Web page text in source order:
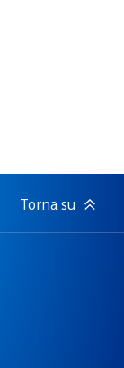
Torna su